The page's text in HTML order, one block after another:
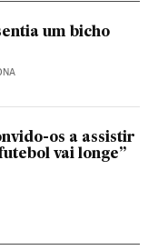
um bicho
os a assistir
vai longe”